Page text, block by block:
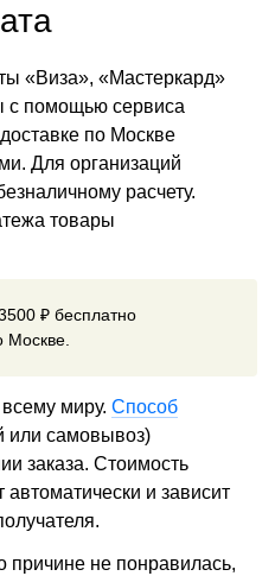
«Виза», «Мастеркард»
с помощью сервиса
по Москве
Для организаций
расчету.
товары
₽ бесплатно
Москве.
миру. Способ
или самовывоз)
заказа. Стоимость
автоматически и зависит
причине не понравилась,